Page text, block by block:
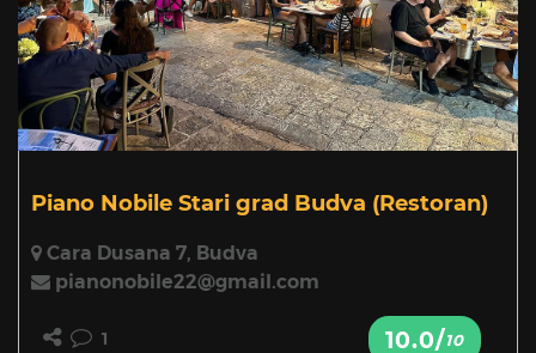
Piano Nobile Stari grad Budva (Restoran)
Cara Dusana 7, Budva
pianonobile22@gmail.com
1 10.0/10